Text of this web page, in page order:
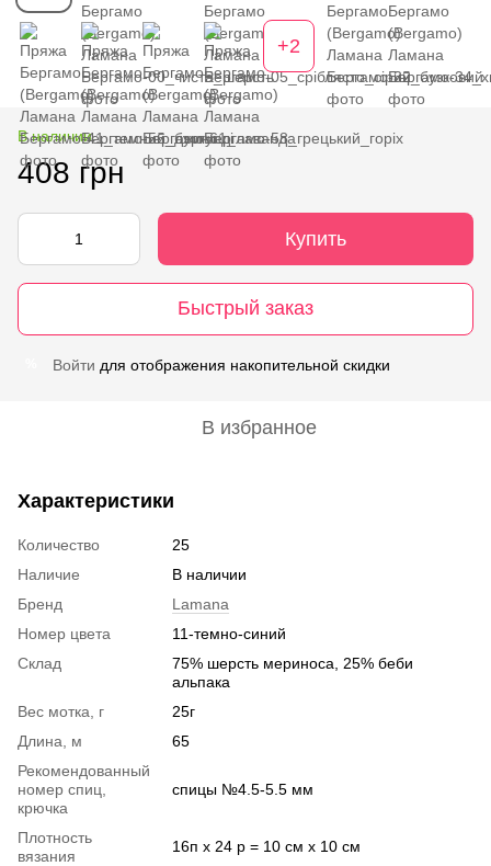
+2
В наличии
408 грн
Купить
Быстрый заказ
Войти для отображения накопительной скидки
В избранное
Характеристики
Количество
25
Наличие
В наличии
Бренд
Lamana
Номер цвета
11-темно-синий
Склад
75% шерсть мериноса, 25% беби
альпака
Вес мотка, г
25г
Длина, м
65
Рекомендованный
номер спиц,
крючка
спицы №4.5-5.5 мм
Плотность
вязания
16п х 24 р = 10 см х 10 см